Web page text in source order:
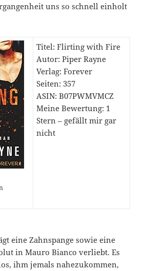
uns so schnell einholt
Titel: Flirting with Fire
Autor: Piper Rayne
Verlag: Forever
Seiten: 357
ASIN:B07PWMVMCZ
Meine Bewertung: 1
Stern – gefällt mir gar
nicht
eine Zahnspange sowie eine
in Mauro Bianco verliebt. Es
ihm jemals nahezukommen,